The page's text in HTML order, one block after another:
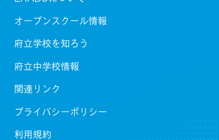
オープンスクール情報
府立学校を知ろう
府立中学校情報
関連リンク
プライバシーポリシー
利用規約